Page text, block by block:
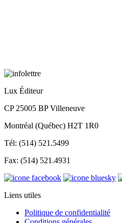
Lux Éditeur
CP 25005 BP Villeneuve
Montréal (Québec) H2T 1R0
Tél: (514) 521.5499
Fax: (514) 521.4931
Liens utiles
Politique de confidentialité